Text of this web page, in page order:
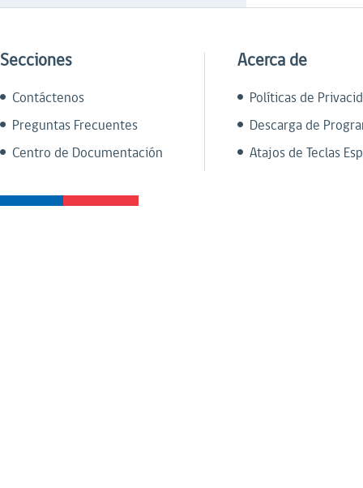
Secciones
Contáctenos
Preguntas Frecuentes
Centro de Documentación
Acerca de
Políticas de
Descarga de
Atajos de Teclas